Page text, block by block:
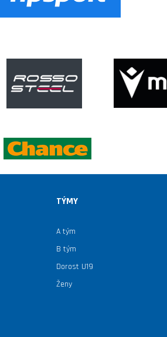
TÝMY
A tým
B tým
Dorost U19
Ženy